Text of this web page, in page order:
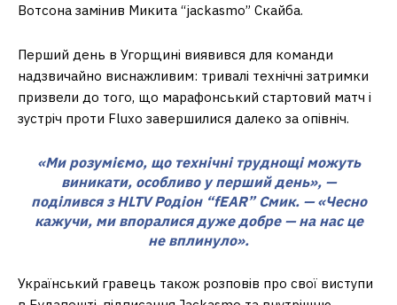
Вотсона замінив Микита “jackasmo” Скайба.
Перший день в Угорщині виявився для команди
надзвичайно виснажливим: тривалі технічні затримки
призвели до того, що марафонський стартовий матч і
зустріч проти Fluxo завершилися далеко за опівніч.
«Ми розуміємо, що технічні труднощі можуть
виникати, особливо у перший день», —
поділився з HLTV Родіон “fEAR” Смик. — «Чесно
кажучи, ми впоралися дуже добре — на нас це
не вплинуло».
Український гравець також розповів про свої виступи